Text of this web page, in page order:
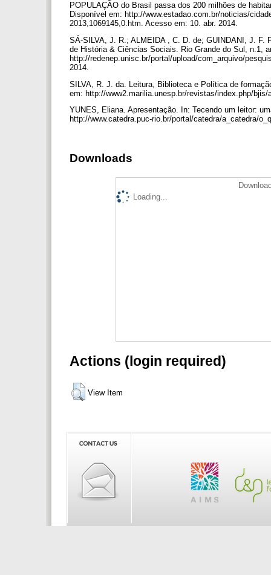
POPULAÇÃO do Brasil passa dos 200 milhões de
Disponível em: http://www.estadao.com.br/noticias/
2013,1069145,0.htm. Acesso em: 10. abr. 2014.
SÁ-SILVA, J. R.; ALMEIDA , C. D. de; GUINDANI, J.
de História & Ciências Sociais. Rio Grande do Sul, n.1,
http://redenep.unisc.br/portal/upload/com_arquivo/
2014.
SILVA, R. J. da. Leitura, Biblioteca e Política de
em: http://www2.marilia.unesp.br/revistas/index.php/
YUNES, Eliana. Apresentação. In: Tecendo um leitor:
http://www.catedra.puc-rio.br/portal/catedra/a_catedra/
Downloads
Loading...
Actions (login required)
View Item